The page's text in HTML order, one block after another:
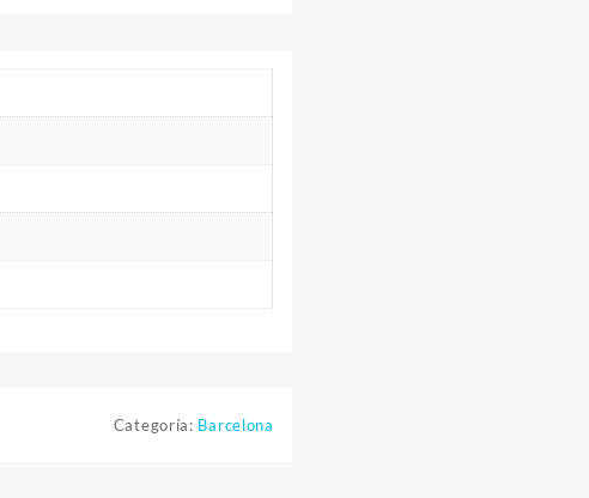
Categoría: Barcelona